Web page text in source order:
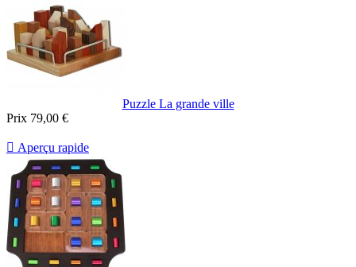
Puzzle La grande ville
Prix 79,00 €
 Aperçu rapide